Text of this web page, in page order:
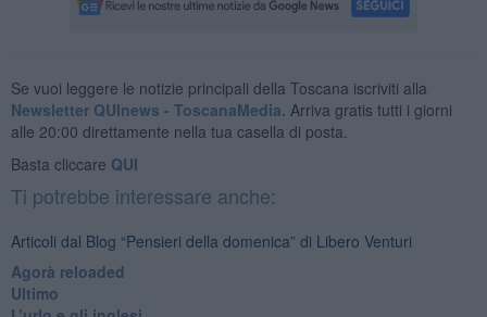
Se vuoi leggere le notizie principali della Toscana iscriviti alla
Newsletter QUInews - ToscanaMedia. Arriva gratis tutti i giorni
alle 20:00 direttamente nella tua casella di posta.
Basta cliccare QUI
Ti potrebbe interessare anche:
Articoli dal Blog “Pensieri della domenica” di Libero Venturi
​Agorà reloaded
Ultimo